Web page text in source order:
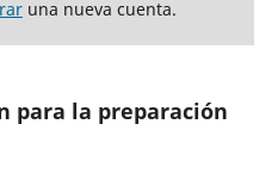
una nueva cuenta.
para la preparación